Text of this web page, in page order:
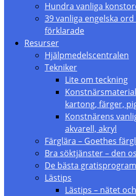
Hundra vanliga
39 vanliga engelska
förklarade
Resurser
Hjälpmedelscentralen
Tekniker
Lite om teckning
kartong, färger,
Konstnärens
akvarell, akryl
Färglära – Goethes
Bra söktjänster – den
De bästa
Lästips
Lästips – nätet